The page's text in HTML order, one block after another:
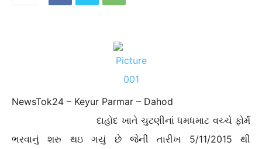
NewsTok24 – Keyur Parmar – Dahod
દાહોદ ખાતે ચુટણીનાં ધમધમાટ વચ્ચે ફોર્મ
ભરવાનું શરુ થઇ ગયું છે જેની તારીખ 5/11/2015 થી